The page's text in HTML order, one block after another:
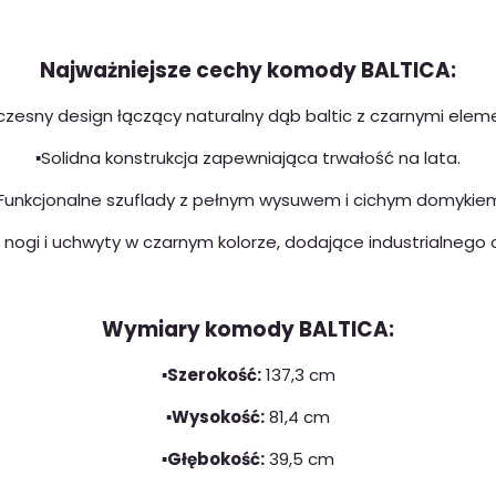
Najważniejsze cechy komody BALTICA:
design łączący naturalny dąb baltic z czarnymi
▪️Solidna konstrukcja zapewniająca trwałość na lata.
szuflady z pełnym wysuwem i cichym
nogi i uchwyty w czarnym kolorze, dodające industrialnego
Wymiary komody BALTICA:
▪️Szerokość:137,3 cm
▪️Wysokość:81,4 cm
▪️Głębokość:39,5 cm